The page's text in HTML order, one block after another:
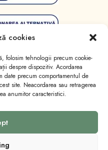
cookies
folosim tehnologii precum cookie-
despre dispozitiv. Acordarea
date precum comportamentul de
site. Neacordarea sau retragerea
anumitor caracteristici.
Lumânări Licăr.
cu emoție